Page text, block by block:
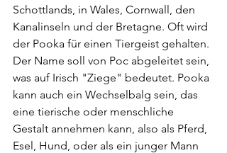
Schottlands, in Wales, Cornwall, den
Kanalinseln und der Bretagne. Oft wird
der Pooka für einen Tiergeist gehalten.
Der Name soll von Poc abgeleitet sein,
was auf Irisch "Ziege" bedeutet. Pooka
kann auch ein Wechselbalg sein, das
eine tierische oder menschliche
Gestalt annehmen kann, also als Pferd,
Esel, Hund, oder als ein junger Mann